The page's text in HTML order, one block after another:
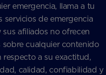
emergencia, llama a tu
servicios de emergencia
afiliados no ofrecen
sobre cualquier contenido
a su exactitud,
calidad, confiabilidad y